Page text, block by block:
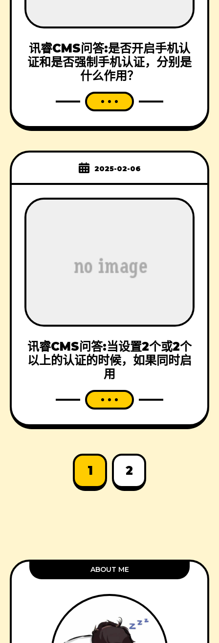
讯睿CMS问答:是否开启手机认
证和是否强制手机认证，分别是
什么作用？
2025-02-06
讯睿CMS问答:当设置2个或2个
以上的认证的时候，如果同时启
用
1 2
ABOUT ME